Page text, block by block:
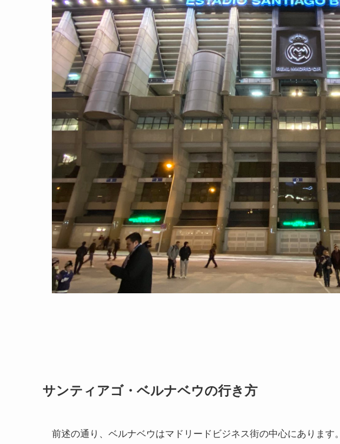
サンティアゴ・ベルナベウの行き方
前述の通り、ベルナベウはマドリードビジネス街の中心にあります。